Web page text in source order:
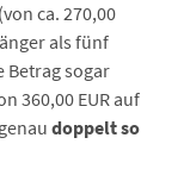
ca. 270,00
als fünf
Betrag sogar
360,00 EUR auf
doppelt so